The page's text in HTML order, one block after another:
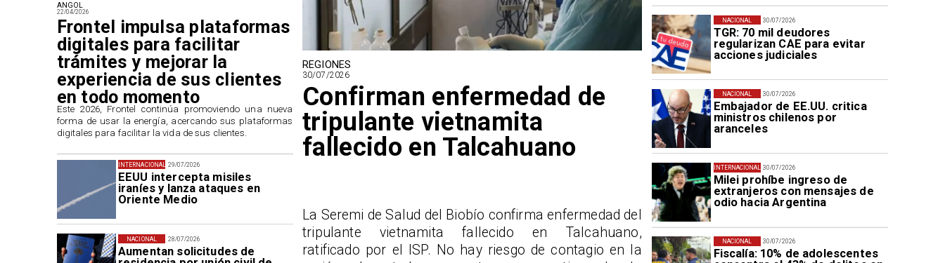
30/07/2026
TGR: 70 mil deudores
regularizan CAE para evitar
acciones judiciales
NACIONAL
30/07/2026
Embajador de EE.UU. critica
ministros chilenos por
aranceles
NACIONAL
30/07/2026
Milei prohíbe ingreso de
extranjeros con mensajes de
odio hacia Argentina
INTERNACIONAL
30/07/2026
Fiscalía: 10% de adolescentes
NACIONAL
29/07/2026
EEUU intercepta misiles
iraníes y lanza ataques en
Oriente Medio
INTERNACIONAL
28/07/2026
Aumentan solicitudes de
NACIONAL
ANGOL
22/04/2026
Frontel impulsa plataformas
digitales para facilitar
trámites y mejorar la
experiencia de sus clientes
en todo momento
​Este 2026, Frontel continúa promoviendo una nueva
forma de usar la energía, acercando sus plataformas
digitales para facilitar la vida de sus clientes.
REGIONES
30/07/2026
Confirman enfermedad de
tripulante vietnamita
fallecido en Talcahuano
La Seremi de Salud del Biobío confirma enfermedad del
tripulante vietnamita fallecido en Talcahuano,
ratificado por el ISP. No hay riesgo de contagio en la